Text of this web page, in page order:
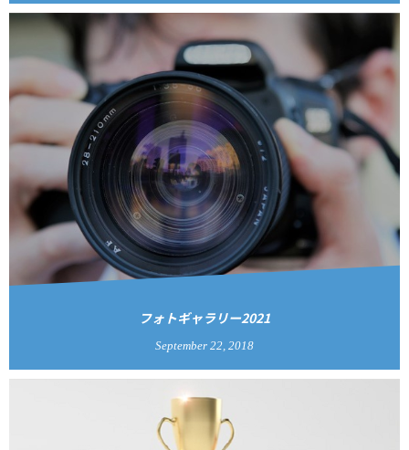
フォトギャラリー2021
September 22 2018